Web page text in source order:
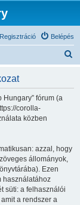
Belépés
Regisztráció
Hungary” fórum (a
corolla-
közben
azzal, hogy
állományok,
Ezen
használatához
süti: a felhasználói
a rendszer a